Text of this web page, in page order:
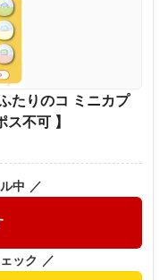
たりのコ ミニカプ
不可 】
中 ／
ック ／